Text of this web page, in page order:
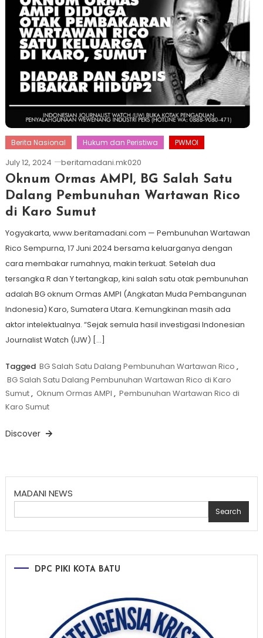
Berita Nasional Hukum dan Peristiwa PWMOI
July 12, 2024 beritamadani.mk020
Oknum Ormas AMPI, BG Salah Satu
Dalang Pembunuhan Wartawan Rico
di Karo Sumut
Yogyakarta, www.beritamadani.com — Pembunuhan Wartawan
Rico Sempurna, 17 Juni 2024 bersama keluarganya dengan
cara membakar rumahnya, makin terkuat. Setelah dua
tersangka R dan Y tertangkap, kini salah satu otak pembunuhan
adalah BG oknum Ormas AMPI (Angkatan Muda Pembangunan
Indonesia) Karo, Sumatera Utara. Kemungkinan masih ada
aktor intelektualnya. “Sejak semula hasil investigasi Indonesian
Journalist Watch (IJW) […]
Tagged BG Salah Satu Dalang Pembunuhan Wartawan Rico ,
BG Salah Satu Dalang Pembunuhan Wartawan Rico di Karo
Sumut, Oknum Ormas AMPI , Pembunuhan Wartawan Rico di
Karo Sumut
Discover
MADANI NEWS
Search
DPC PIKI KOTA BATU